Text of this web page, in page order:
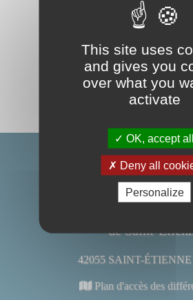
de Saint-
42055 SAINT-ÉTIENNE
Plan d'accès des
This site uses
and gives you
over what you
activate
OK, accept all
Deny all
Personalize